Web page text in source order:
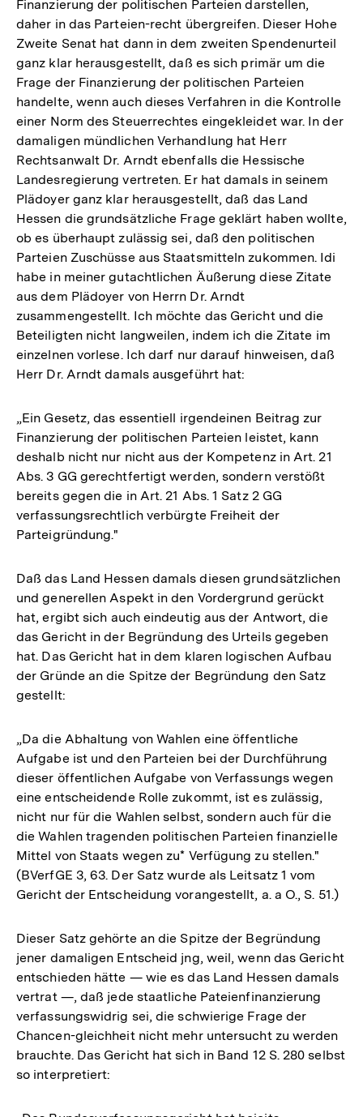
Finanzierung der politischen Parteien darstellen,
daher in das Parteien-recht übergreifen. Dieser Hohe
Zweite Senat hat dann in dem zweiten Spendenurteil
ganz klar herausgestellt, daß es sich primär um die
Frage der Finanzierung der politischen Parteien
handelte, wenn auch dieses Verfahren in die Kontrolle
einer Norm des Steuerrechtes eingekleidet war. In der
damaligen mündlichen Verhandlung hat Herr
Rechtsanwalt Dr. Arndt ebenfalls die Hessische
Landesregierung vertreten. Er hat damals in seinem
Plädoyer ganz klar herausgestellt, daß das Land
Hessen die grundsätzliche Frage geklärt haben wollte,
ob es überhaupt zulässig sei, daß den politischen
Parteien Zuschüsse aus Staatsmitteln zukommen. Idi
habe in meiner gutachtlichen Äußerung diese Zitate
aus dem Plädoyer von Herrn Dr. Arndt
zusammengestellt. Ich möchte das Gericht und die
Beteiligten nicht langweilen, indem ich die Zitate im
einzelnen vorlese. Ich darf nur darauf hinweisen, daß
Herr Dr. Arndt damals ausgeführt hat:
„Ein Gesetz, das essentiell irgendeinen Beitrag zur
Finanzierung der politischen Parteien leistet, kann
deshalb nicht nur nicht aus der Kompetenz in Art. 21
Abs. 3 GG gerechtfertigt werden, sondern verstößt
bereits gegen die in Art. 21 Abs. 1 Satz 2 GG
verfassungsrechtlich verbürgte Freiheit der
Parteigründung."
Daß das Land Hessen damals diesen grundsätzlichen
und generellen Aspekt in den Vordergrund gerückt
hat, ergibt sich auch eindeutig aus der Antwort, die
das Gericht in der Begründung des Urteils gegeben
hat. Das Gericht hat in dem klaren logischen Aufbau
der Gründe an die Spitze der Begründung den Satz
gestellt:
„Da die Abhaltung von Wahlen eine öffentliche
Aufgabe ist und den Parteien bei der Durchführung
dieser öffentlichen Aufgabe von Verfassungs wegen
eine entscheidende Rolle zukommt, ist es zulässig,
nicht nur für die Wahlen selbst, sondern auch für die
die Wahlen tragenden politischen Parteien finanzielle
Mittel von Staats wegen zu* Verfügung zu stellen."
(BVerfGE 3, 63. Der Satz wurde als Leitsatz 1 vom
Gericht der Entscheidung vorangestellt, a. a O., S. 51.)
Dieser Satz gehörte an die Spitze der Begründung
jener damaligen Entscheid jng, weil, wenn das Gericht
entschieden hätte — wie es das Land Hessen damals
vertrat —, daß jede staatliche Pateienfinanzierung
verfassungswidrig sei, die schwierige Frage der
Chancen-gleichheit nicht mehr untersucht zu werden
brauchte. Das Gericht hat sich in Band 12 S. 280 selbst
so interpretiert: